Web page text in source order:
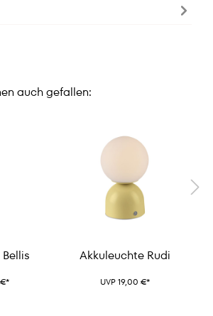
auch gefallen:
Akkuleuchte Rudi
UVP 19,00 €*